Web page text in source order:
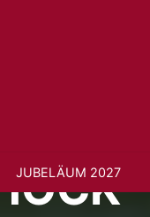
JUBELÄUM 2027